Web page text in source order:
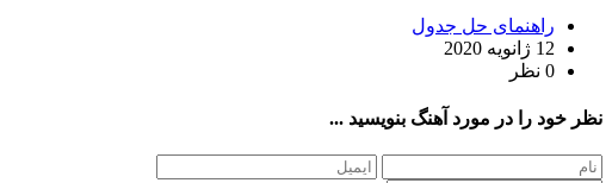
راهنمای حل جدول
12 ژانویه 2020
0 نظر
نظر خود را در مورد آهنگ بنویسید ...